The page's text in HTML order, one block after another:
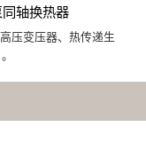
轴换热器
压变压器、热传递生